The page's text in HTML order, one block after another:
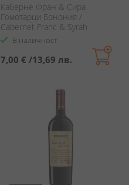
Каберне Фран & Сира
Гомотарци Бонония /
Cabernet Franc & Syrah
Gomotarzi Bononia
В наличност
7,00 € /13,69 лв.